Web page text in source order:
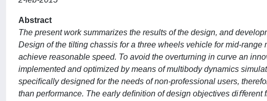
Abstract
The present work summarizes the results of the design, and
Design of the tilting chassis for a three wheels vehicle for mid-
achieve reasonable speed. To avoid the overturning in curve an
implemented and optimized by means of multibody dynamics
speciﬁcally designed for the needs of non-professional users,
than performance. The early deﬁnition of design objectives